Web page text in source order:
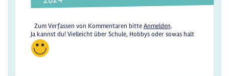
Zum Verfassen von Kommentaren bitteAnmelden.
Ja kannst du! Vielleicht über Schule, Hobbys oder sowas halt